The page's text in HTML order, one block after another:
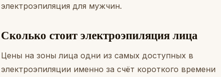
электроэпиляция для мужчин.
Сколько стоит электроэпиляция лица
Цены на зоны лица одни из самых доступных в
электроэпиляции именно за счёт короткого времени